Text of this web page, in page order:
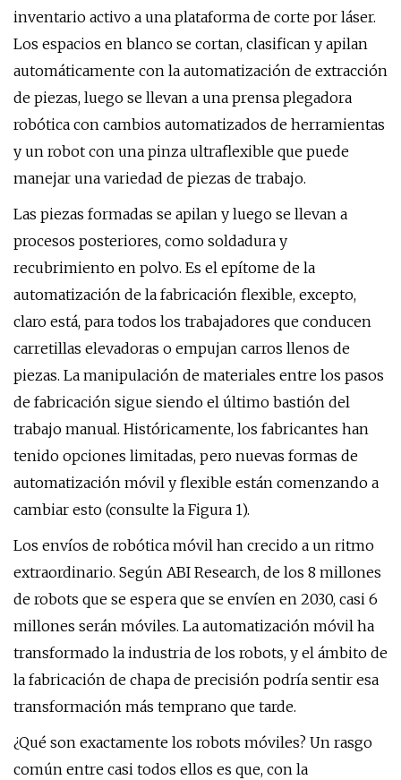
inventario activo a una plataforma de corte por láser.
Los espacios en blanco se cortan, clasifican y apilan
automáticamente con la automatización de extracción
de piezas, luego se llevan a una prensa plegadora
robótica con cambios automatizados de herramientas
y un robot con una pinza ultraflexible que puede
manejar una variedad de piezas de trabajo.
Las piezas formadas se apilan y luego se llevan a
procesos posteriores, como soldadura y
recubrimiento en polvo. Es el epítome de la
automatización de la fabricación flexible, excepto,
claro está, para todos los trabajadores que conducen
carretillas elevadoras o empujan carros llenos de
piezas. La manipulación de materiales entre los pasos
de fabricación sigue siendo el último bastión del
trabajo manual. Históricamente, los fabricantes han
tenido opciones limitadas, pero nuevas formas de
automatización móvil y flexible están comenzando a
cambiar esto (consulte la Figura 1).
Los envíos de robótica móvil han crecido a un ritmo
extraordinario. Según ABI Research, de los 8 millones
de robots que se espera que se envíen en 2030, casi 6
millones serán móviles. La automatización móvil ha
transformado la industria de los robots, y el ámbito de
la fabricación de chapa de precisión podría sentir esa
transformación más temprano que tarde.
¿Qué son exactamente los robots móviles? Un rasgo
común entre casi todos ellos es que, con la